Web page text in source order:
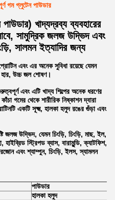
গম গ্লুটেন পাউডার
খাদ্যদ্রব্য ব্যবহারের
সামুদ্রিক জলজ উদ্ভিদ এবং
সালমন ইত্যাদির জন্য
এবং এর অনেক সুবিধা রয়েছে যেমন
উচ্চ জল শোষণ।
এবং এটি খাদ্য শিল্পের অনেক ধরণের
গমের থেকে শারীরিক নিষ্কাশন দ্বারা
একটি সূক্ষ্ম, হালকা হলুদ রঙের গুঁড়া এবং
জলজ উদ্ভিদ, যেমন চিংড়ি, চিংড়ি, মাছ, ইল,
স্ট্রিপড ব্যাস, বারামুন্ডি, ক্যাটফিশ,
এবং শ্যাম্পুন, চিংড়ি, ইলস, স্যামলন
পাউডার
হালকা হলুদ